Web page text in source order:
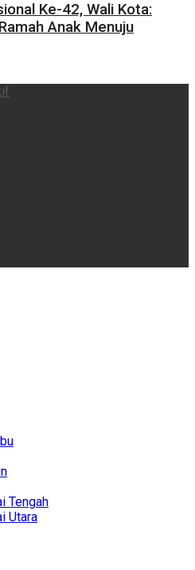
Ke-42, Wali Kota:
Anak Menuju
Tengah
Utara